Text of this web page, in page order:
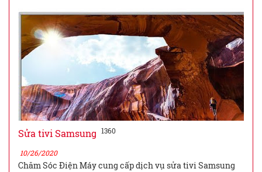
Sửa tivi Samsung 1360
10/26/2020
Chăm Sóc Điện Máy cung cấp dịch vụ sửa tivi Samsung